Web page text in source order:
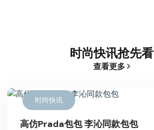
时尚快讯抢先看
查看更多
时尚快讯
高仿Prada包包 李沁同款包包